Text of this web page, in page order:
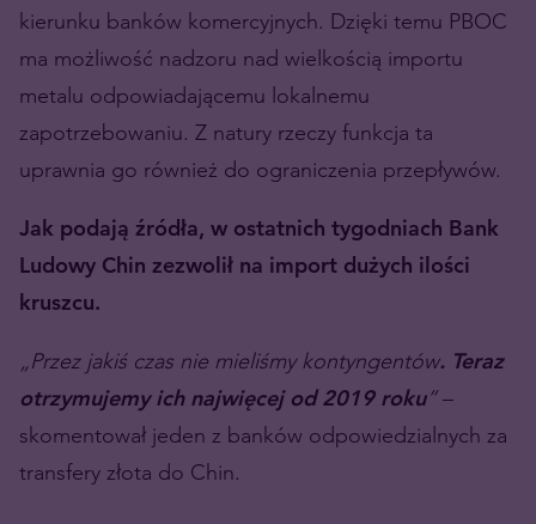
kierunku banków komercyjnych. Dzięki temu PBOC
ma możliwość nadzoru nad wielkością importu
metalu odpowiadającemu lokalnemu
zapotrzebowaniu. Z natury rzeczy funkcja ta
uprawnia go również do ograniczenia przepływów.
Jak podają źródła, w ostatnich tygodniach Bank
Ludowy Chin zezwolił na import dużych ilości
kruszcu.
„Przez jakiś czas nie mieliśmy kontyngentów. Teraz
otrzymujemy ich najwięcej od 2019 roku”–
skomentował jeden z banków odpowiedzialnych za
transfery złota do Chin.